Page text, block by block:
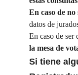
En caso de no
datos de
En caso de ser
la mesa de
Si tiene